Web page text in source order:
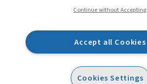
Dichiarazione di accessibilità
Mappa del sito
Continue without Accepting
Accept all Cookies
Cookies Settings